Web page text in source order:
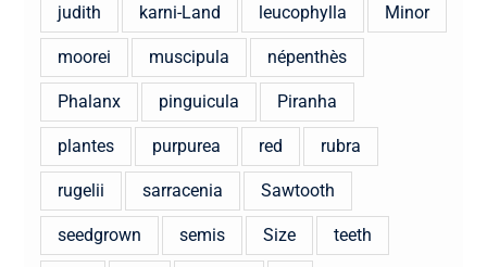
judith karni-Land leucophylla Minor
moorei muscipula népenthès
Phalanx pinguicula Piranha
plantes purpurea red rubra
rugelii sarracenia Sawtooth
seedgrown semis Size teeth